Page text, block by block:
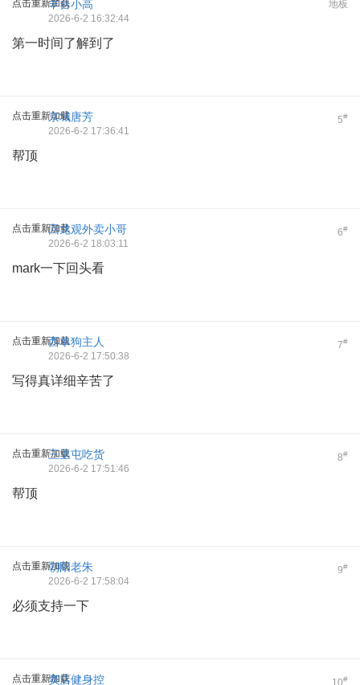
点击重新加载 地板
丰台小高
2026-6-2 16:32:44
第一时间了解到了
点击重新加载 5#
京城唐芳
2026-6-2 17:36:41
帮顶
点击重新加载 6#
回龙观外卖小哥
2026-6-2 18:03:11
mark一下回头看
点击重新加载 7#
西单狗主人
2026-6-2 17:50:38
写得真详细辛苦了
点击重新加载 8#
三里屯吃货
2026-6-2 17:51:46
帮顶
点击重新加载 9#
朝阳老朱
2026-6-2 17:58:04
必须支持一下
点击重新加载 10#
窦店健身控